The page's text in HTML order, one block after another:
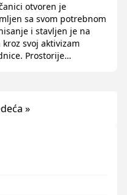
otvoren je
sa svom potrebnom
i stavljen je na
svoj aktivizam
Prostorije
»